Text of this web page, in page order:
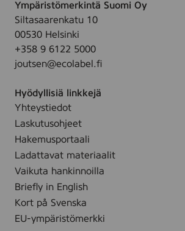
Ympäristömerkintä Suomi Oy
Siltasaarenkatu 10
00530 Helsinki
+358 9 6122 5000
joutsen@ecolabel.fi
Hyödyllisiä linkkejä
Yhteystiedot
Laskutusohjeet
Hakemusportaali
Ladattavat materiaalit
Vaikuta hankinnoilla
Briefly in English
Kort på Svenska
EU-ympäristömerkki